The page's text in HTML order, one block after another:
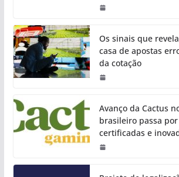
Os sinais que
casa de apostas
da cotação
Avanço da Cactus
brasileiro passa
certificadas e